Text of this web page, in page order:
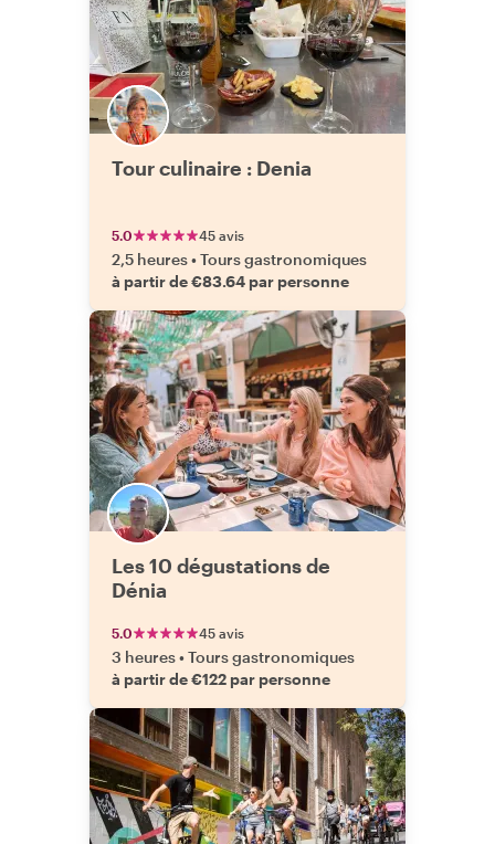
Tour culinaire : Denia
5.0 45 avis
2,5 heures•Tours gastronomiques
à partir de €83.64 par personne
Les 10 dégustations de
Dénia
5.0 45 avis
3 heures•Tours gastronomiques
à partir de €122 par personne